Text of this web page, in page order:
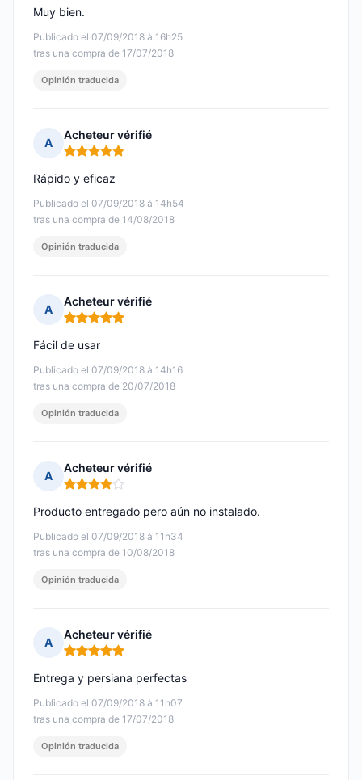
Publicado el 07/09/2018 à 16h25
tras una compra de 17/07/2018
Muy bien.
Opinión traducida
A
Acheteur vérifié
Nota: 5 de 5
Publicado el 07/09/2018 à 14h54
tras una compra de 14/08/2018
Rápido y eficaz
Opinión traducida
A
Acheteur vérifié
Nota: 5 de 5
Publicado el 07/09/2018 à 14h16
tras una compra de 20/07/2018
Fácil de usar
Opinión traducida
A
Acheteur vérifié
Nota: 4 de 5
Publicado el 07/09/2018 à 11h34
tras una compra de 10/08/2018
Producto entregado pero aún no instalado.
Opinión traducida
A
Acheteur vérifié
Nota: 5 de 5
Publicado el 07/09/2018 à 11h07
tras una compra de 17/07/2018
Entrega y persiana perfectas
Opinión traducida